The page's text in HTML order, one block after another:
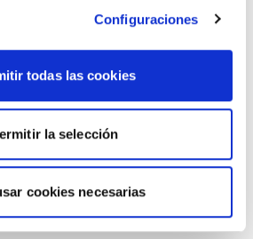
Configuraciones
todas las cookies
la selección
cookies necesarias